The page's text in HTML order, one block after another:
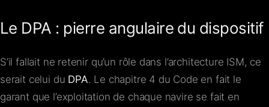
Le DPA : pierre angulaire du dispositif
S’il fallait ne retenir qu’un rôle dans l’architecture ISM, ce
serait celui du DPA. Le chapitre 4 du Code en fait le
garant que l’exploitation de chaque navire se fait en